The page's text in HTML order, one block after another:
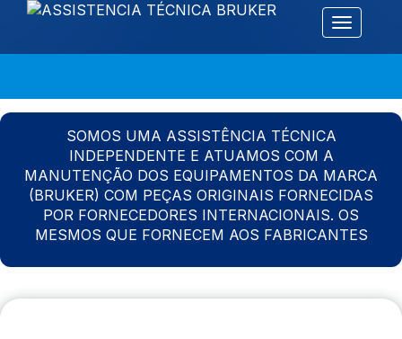
Alternar
SOMOS UMA ASSISTÊNCIA TÉCNICA
INDEPENDENTE E ATUAMOS COM A
MANUTENÇÃO DOS EQUIPAMENTOS DA MARCA
(BRUKER) COM PEÇAS ORIGINAIS FORNECIDAS
POR FORNECEDORES INTERNACIONAIS. OS
MESMOS QUE FORNECEM AOS FABRICANTES